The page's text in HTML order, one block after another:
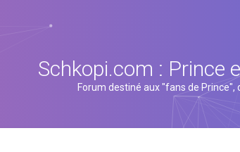
Schkopi.com : Prince
Forum destiné aux "fans de Prince",